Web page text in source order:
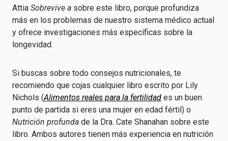
Attia Sobrevive a sobre este libro, porque profundiza
más en los problemas de nuestro sistema médico actual
y ofrece investigaciones más específicas sobre la
longevidad.
Si buscas sobre todo consejos nutricionales, te
recomiendo que cojas cualquier libro escrito por Lily
Nichols (Alimentos reales para la fertilidad es un buen
punto de partida si eres una mujer en edad fértil) o
Nutrición profunda de la Dra. Cate Shanahan sobre este
libro. Ambos autores tienen más experiencia en nutrición